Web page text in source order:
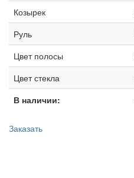
Козырек
Руль
Цвет полосы
Цвет стекла
В наличии:
Заказать